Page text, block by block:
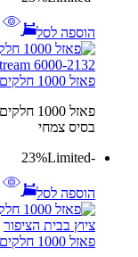
הוספה לסל
פאזל 1000 חלקים – נחל יער
פאזל
בסיס צמחי
-23%
Limited
הוספה לסל
פאזל 1000 חלקים – ציוץ בבית הציפור